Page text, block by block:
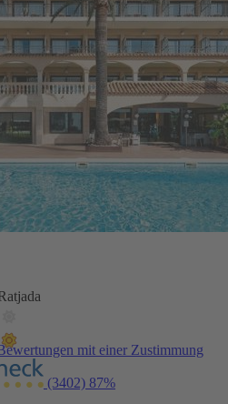
mit einer Zustimmung
(3402) 87%